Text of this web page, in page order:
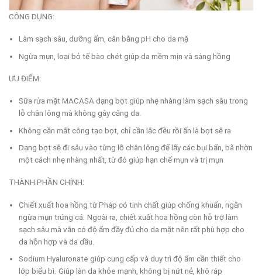
CÔNG DỤNG:
Làm sạch sâu, dưỡng ẩm, cân bằng pH cho da mặ
Ngừa mụn, loại bỏ tế bào chét giúp da mềm mịn và sáng hồng
ƯU ĐIỂM:
Sữa rửa mặt MACASA dạng bọt giúp nhẹ nhàng làm sạch sâu trong
lỗ chân lông mà không gây căng da.
Không cần mất công tạo bọt, chỉ cần lắc đều rồi ấn là bọt sẽ ra
Dạng bọt sẽ đi sâu vào từng lỗ chân lông để lấy các bụi bẩn, bã nhờn
một cách nhẹ nhàng nhất, từ đó giúp hạn chế mụn và trị mụn
THÀNH PHẦN CHÍNH:
Chiết xuất hoa hồng từ Pháp có tinh chất giúp chống khuẩn, ngăn
ngừa mụn trứng cá. Ngoài ra, chiết xuất hoa hồng còn hỗ trợ làm
sạch sâu mà vẫn có độ ẩm đầy đủ cho da mặt nên rất phù hợp cho
da hỗn hợp và da dầu.
Sodium Hyaluronate giúp cung cấp và duy trì độ ẩm cần thiết cho
lớp biểu bì. Giúp làn da khỏe mạnh, không bị nứt nẻ, khô ráp